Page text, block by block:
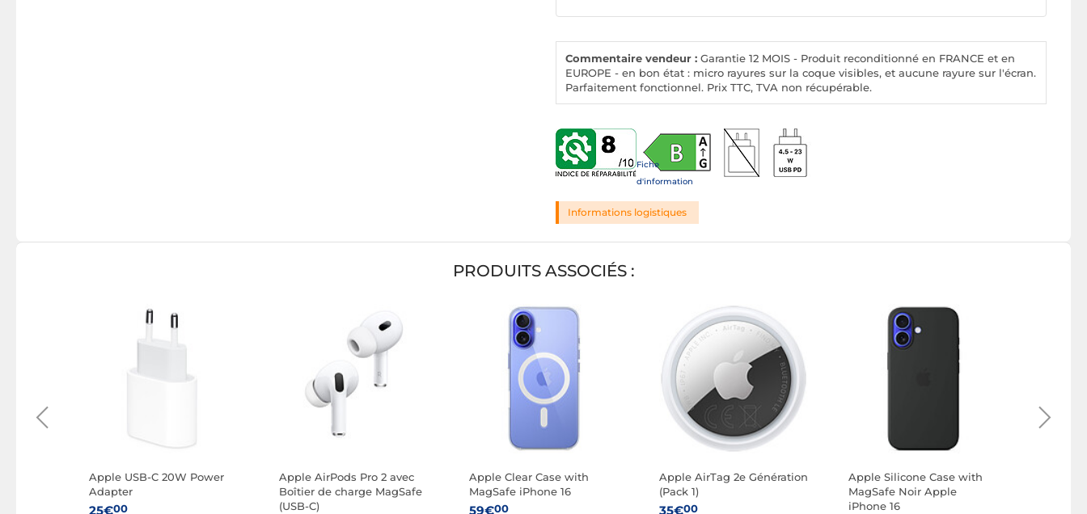
Commentaire vendeur : Garantie 12 MOIS - Produit reconditionné en FRANCE et en
EUROPE - en bon état : micro rayures sur la coque visibles, et aucune rayure sur l'écran.
Parfaitement fonctionnel. Prix TTC, TVA non récupérable.
Fiche
d'information
Informations logistiques
PRODUITS ASSOCIÉS :
Apple USB-C 20W Power
Adapter
25€00
Apple AirPods Pro 2 avec
Boîtier de charge MagSafe
(USB-C)
Apple Clear Case with
MagSafe iPhone 16
59€00
Apple AirTag 2e Génération
(Pack 1)
35€00
Apple Silicone Case with
MagSafe Noir Apple
iPhone 16